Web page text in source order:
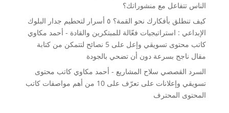
الناس تتفاعل مع منشوراتك؟
كيف تنطلق بأفكارك نحو القمة؟ ٥ أسرار لتحطيم جدار البلوك
الإبداعي : استراتيجيات فعّالة للمبتكرين والقادة - أحمد مكاوي
كاتب محتوى تسويقي وإعل على
5 نصائح لتتمكن من كتابة
مقال ناجح بسرعة دون أن تضحي بالجودة
السرد القصصي سلاح المشاريع - أحمد مكاوي كاتب محتوى
تسويقي وإعلانات على
تعرّف على 10 من أهم مواصفات كاتب
المحتوى المحترف